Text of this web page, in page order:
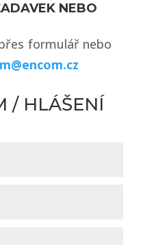
NEBO
formulář nebo
/ HLÁŠENÍ